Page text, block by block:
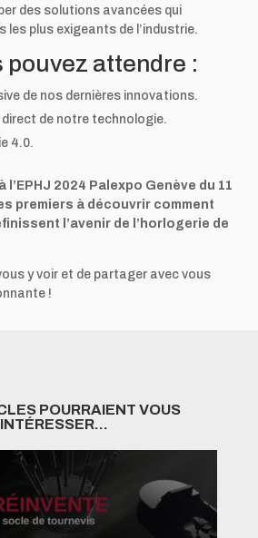
des solutions avancées qui
les plus exigeants de l’industrie.
pouvez attendre :
de nos dernières innovations.
de notre technologie.
4.0.
l’EPHJ 2024 Palexpo Genève du 11
premiers à découvrir comment
l’avenir de l’horlogerie de
y voir et de partager avec vous
!
POURRAIENT VOUS
INTÉRESSER…